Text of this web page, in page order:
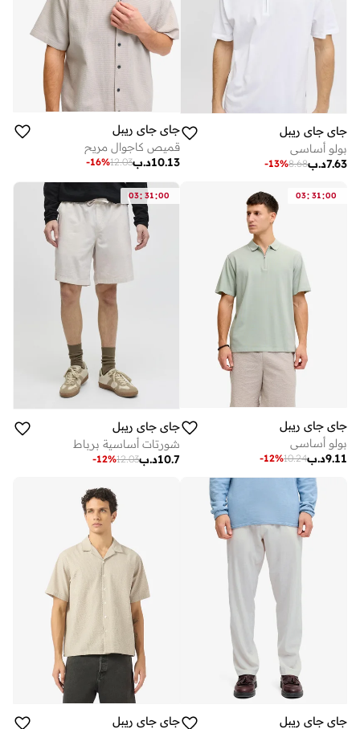
جاي جاي ريبل
بولو أساسي
د.ب7.63
8.68
-13%
جاي جاي ريبل
قميص كاجوال مريح
د.ب10.13
12.03
-16%
03: 31:00
جاي جاي ريبل
بولو أساسي
د.ب9.11
10.24
-12%
03: 31:00
جاي جاي ريبل
شورتات أساسية برباط
د.ب10.7
12.03
-12%
جاي جاي ريبل
جاي جاي ريبل